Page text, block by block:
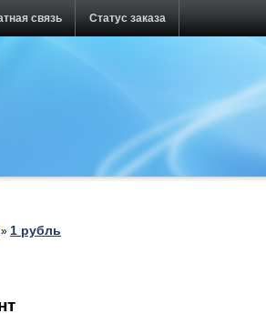
связь Статус заказа
» 1 рубль